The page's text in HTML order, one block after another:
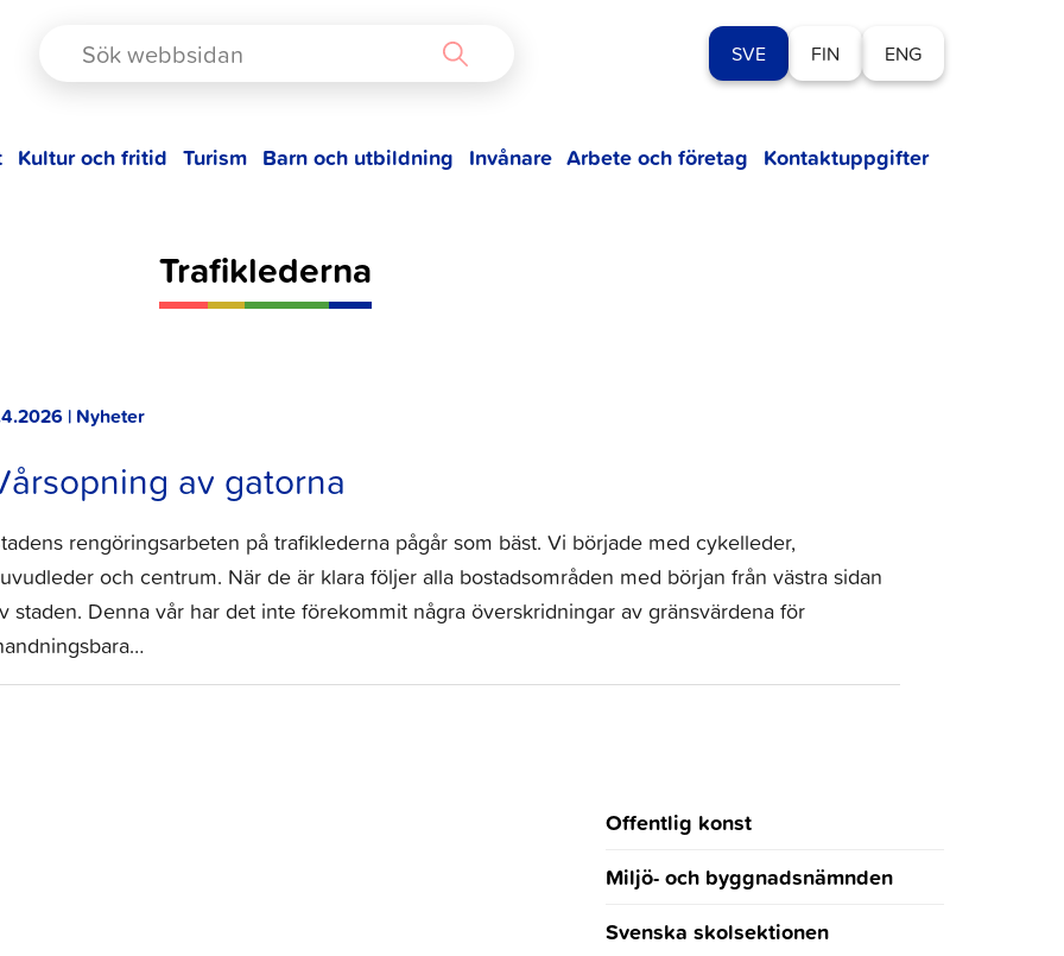
SVE FIN ENG
Kultur och fritid Turism Barn och utbildning Invånare Arbete och företag Kontaktuppgifter
Trafiklederna
| Nyheter
av gatorna
rengöringsarbeten på trafiklederna pågår som bäst. Vi började med cykelleder,
och centrum. När de är klara följer alla bostadsområden med början från västra sidan
staden. Denna vår har det inte förekommit några överskridningar av gränsvärdena för
Offentlig konst
Miljö- och byggnadsnämnden
Svenska skolsektionen